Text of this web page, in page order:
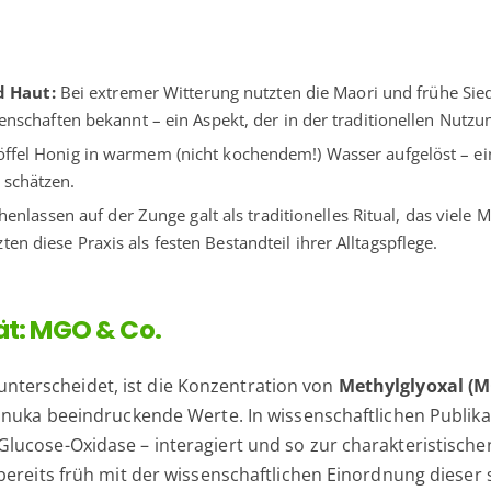
Haut:Bei extremer Witterung nutzten die Maori und frühe
bekannt – ein Aspekt, der in der traditionellen
Honig in warmem (nicht kochendem!) Wasser aufgelöst –
auf der Zunge galt als traditionelles Ritual, das viele
diese Praxis als festen Bestandteil ihrer Alltagspflege.
MGO & Co.
ist die Konzentration von Methylglyoxal
beeindruckende Werte. In wissenschaftlichen
Oxidase – interagiert und so zur
früh mit der wissenschaftlichen Einordnung dieser